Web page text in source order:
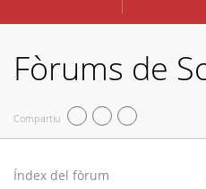
Fòrums de
Compartiu
Índex del fòrum